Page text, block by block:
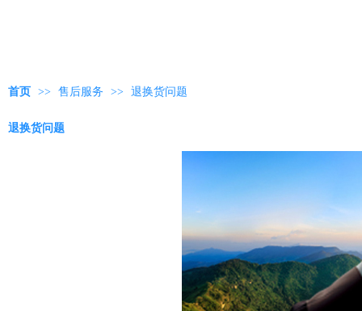
首页 >> 售后服务 >> 退换货问题
退换货问题